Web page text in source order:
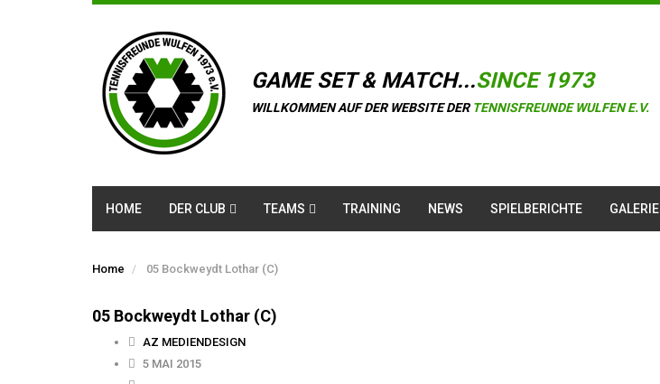
GAME SET & MATCH...SINCE 1973
WILLKOMMEN AUF DER WEBSITE DER TENNISFREUNDE WULFEN E.V.
HOME DER CLUB TEAMS TRAINING NEWS SPIELBERICHTE GALERIE
Home 05 Bockweydt Lothar (C)
05 Bockweydt Lothar (C)
AZ MEDIENDESIGN
5 MAI 2015